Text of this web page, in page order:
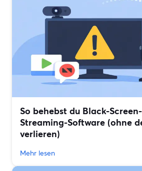
So behebst du Black-
Streaming-Software (ohne
verlieren)
Mehr lesen